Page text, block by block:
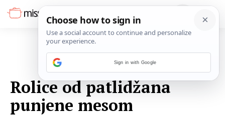
Rolice od patlidžana
punjene mesom
Sign in with Google